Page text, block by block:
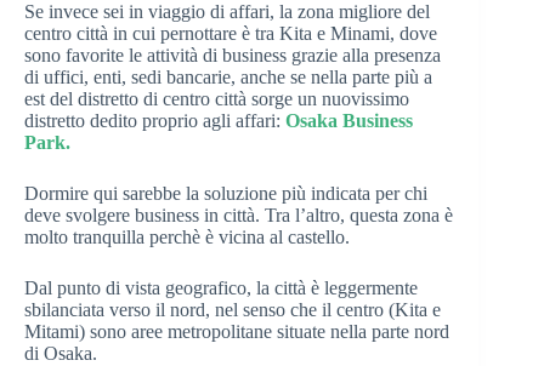
Se invece sei in viaggio di affari, la zona migliore del
centro città in cui pernottare è tra Kita e Minami, dove
sono favorite le attività di business grazie alla presenza
di uffici, enti, sedi bancarie, anche se nella parte più a
est del distretto di centro città sorge un nuovissimo
distretto dedito proprio agli affari: Osaka Business
Park.
Dormire qui sarebbe la soluzione più indicata per chi
deve svolgere business in città. Tra l’altro, questa zona è
molto tranquilla perchè è vicina al castello.
Dal punto di vista geografico, la città è leggermente
sbilanciata verso il nord, nel senso che il centro (Kita e
Mitami) sono aree metropolitane situate nella parte nord
di Osaka.